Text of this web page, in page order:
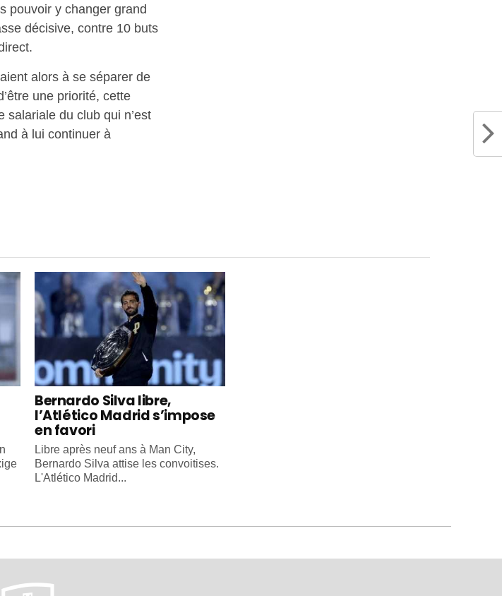
pouvoir y changer grand
décisive, contre 10 buts
alors à se séparer de
une priorité, cette
salariale du club qui n’est
à lui continuer à
Bernardo Silva libre,
l’Atlético Madrid s’impose
en favori
Libre après neuf ans à Man City,
Bernardo Silva attise les convoitises.
L'Atlético Madrid...